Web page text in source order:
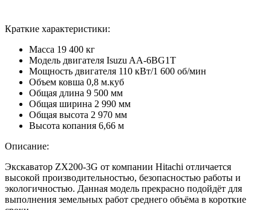
Краткие характеристики:
Масса 19 400 кг
Модель двигателя Isuzu AA-6BG1T
Мощность двигателя 110 кВт/1 600 об/мин
Объем ковша 0,8 м.куб
Общая длина 9 500 мм
Общая ширина 2 990 мм
Общая высота 2 970 мм
Высота копания 6,66 м
Описание:
Экскаватор ZX200-3G от компании Hitachi отличается
высокой производительностью, безопасностью работы и
экологичностью. Данная модель прекрасно подойдёт для
выполнения земельных работ среднего объёма в короткие